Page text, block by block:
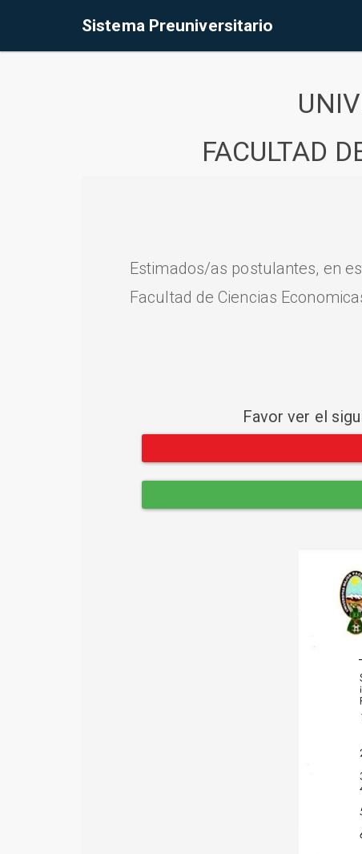
Sistema Preuniversitario
FACULTAD
Estimados/as postulantes, en
Facultad de Ciencias
Favor ver el